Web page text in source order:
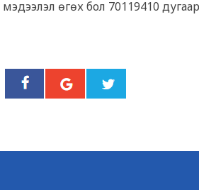
мэдээлэл өгөх бол 70119410